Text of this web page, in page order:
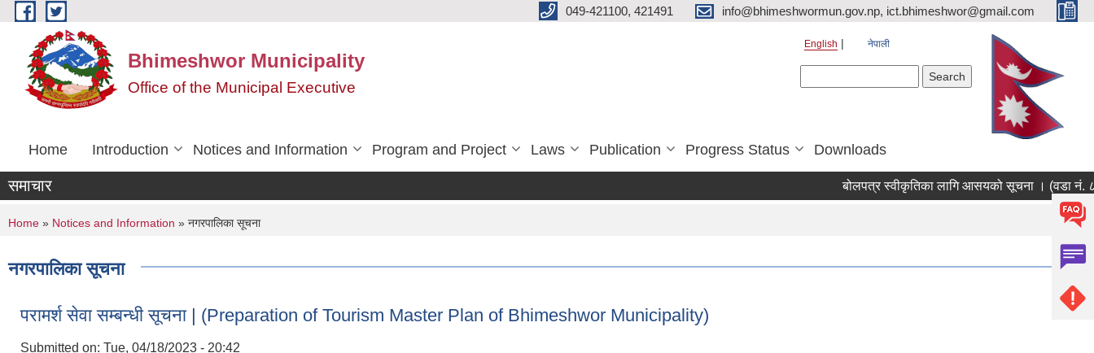
Skip to main content 049-421100, 421491 info@bhimeshwormun.gov.np, ict.bhimeshwor@gmail.com
Bhimeshwor Municipality
Office of the Municipal Executive
English नेपाली
Home Introduction Notices and Information Program and Project Laws Publication Progress Status Downloads
समाचार बोलपत्र स्वीकृतिका लागि आसयको सूचना । (वडा नं. ८ को
You are here
Home » Notices and Information » नगरपालिका सूचना
नगरपालिका सूचना
परामर्श सेवा सम्बन्धी सूचना | (Preparation of Tourism Master Plan of Bhimeshwor Municipality)
Submitted on: Tue, 04/18/2023 - 20:42